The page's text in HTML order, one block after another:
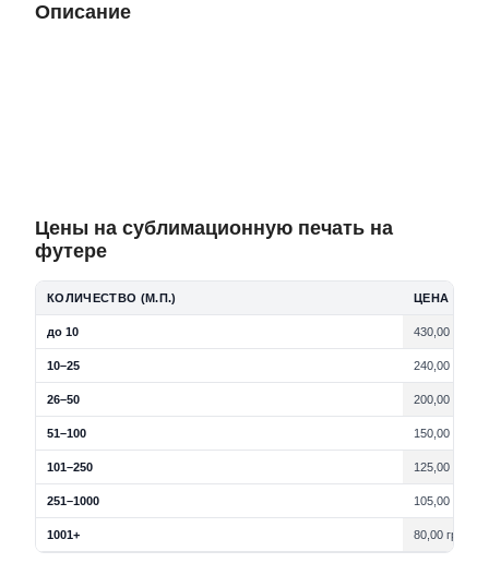
Описание
Цены на сублимационную печать на
футере
КОЛИЧЕСТВО (М.П.) ЦЕНА ЗА 1
до 10 430,00 грн.
10–25 240,00 грн.
26–50 200,00 грн.
51–100 150,00 грн.
101–250 125,00 грн.
251–1000 105,00 грн.
1001+ 80,00 грн.